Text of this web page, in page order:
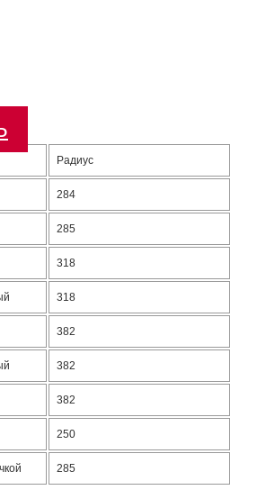
Радиус
284
285
318
318
382
382
382
250
285